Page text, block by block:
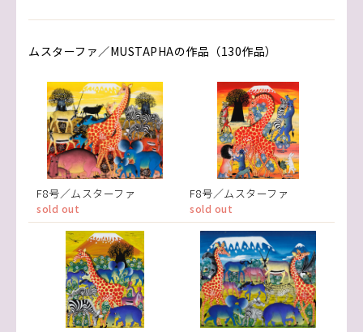
ムスターファ／MUSTAPHAの作品（130作品）
F8号／ムスターファ
sold out
F8号／ムスターファ
sold out